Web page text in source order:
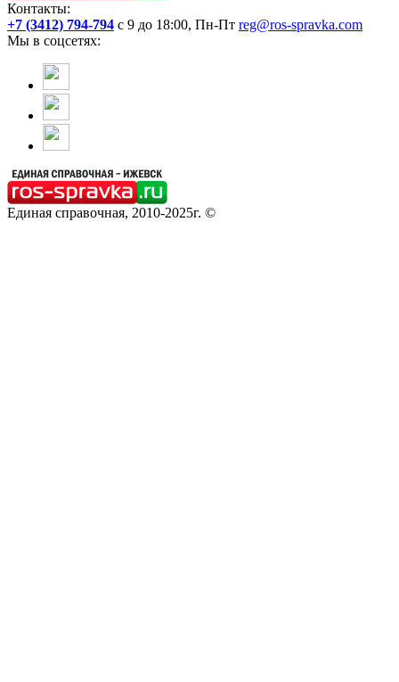
Контакты:
+7 (3412) 794-794 с 9 до 18:00, Пн-Пт reg@ros-spravka.com
Мы в соцсетях:
Единая справочная, 2010-2025г. ©